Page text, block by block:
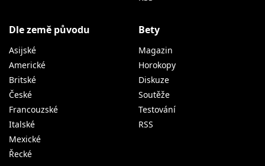
Dle země původu
Asijské
Americké
Britské
České
Francouzské
Italské
Mexické
Řecké
Bety
Magazin
Horokopy
Diskuze
Soutěže
Testování
RSS